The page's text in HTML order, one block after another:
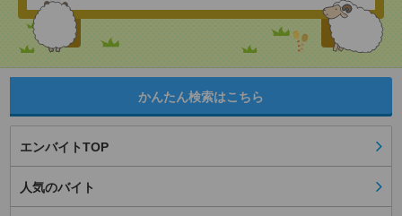
かんたん検索はこちら
エンバイトTOP
人気のバイト